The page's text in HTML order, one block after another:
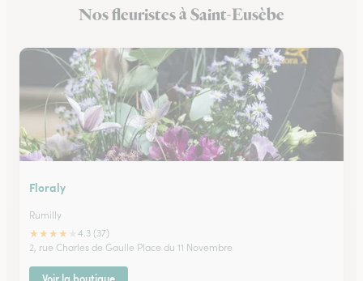
Fleuristes à Abondance
Nos fleuristes à Saint-Eusèbe
Floraly
Rumilly
★★★★
4.3 (37)
2, rue Charles de Gaulle Place du 11 Novembre